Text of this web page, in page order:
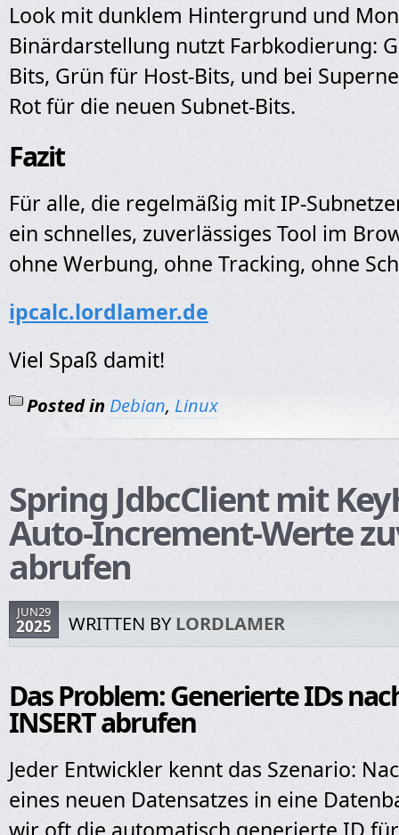
Look mit dunklem Hintergrund und
Binärdarstellung nutzt Farbkodierung:
Bits, Grün für Host-Bits, und bei
Rot für die neuen Subnet-Bits.
Fazit
Für alle, die regelmäßig mit IP-
ein schnelles, zuverlässiges Tool im
ohne Werbung, ohne Tracking, ohne
ipcalc.lordlamer.de
Viel Spaß damit!
Posted in Debian, Linux
Spring JdbcClient mit
Auto-Increment-Werte
abrufen
JUN29
2025 WRITTEN BYLORDLAMER
Das Problem: Generierte IDs
INSERT abrufen
Jeder Entwickler kennt das Szenario:
eines neuen Datensatzes in eine